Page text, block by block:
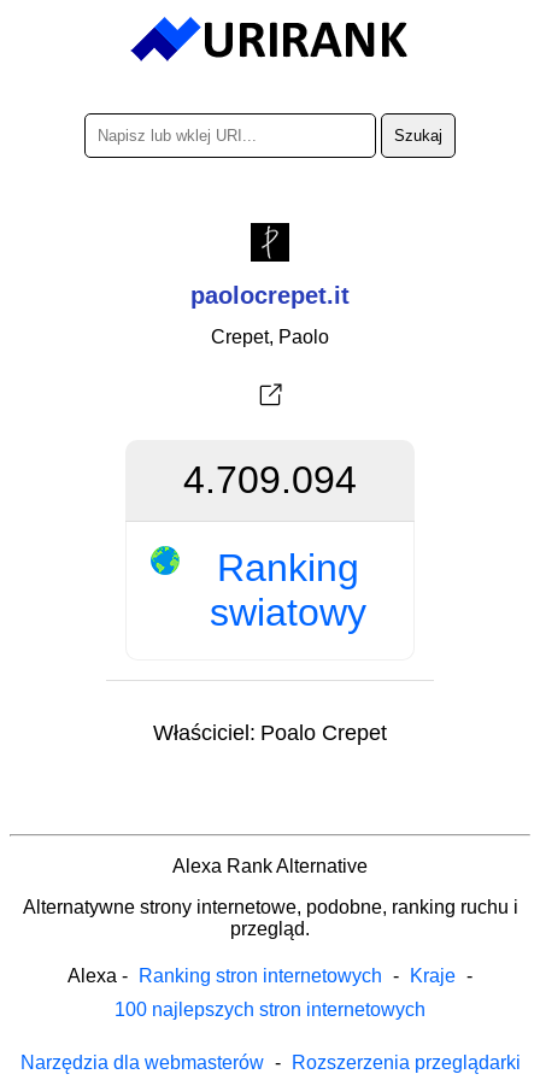
paolocrepet.it
Crepet, Paolo
4.709.094
Ranking
swiatowy
Właściciel: Poalo Crepet
Alexa Rank Alternative
Alternatywne strony internetowe, podobne, ranking ruchu i
przegląd.
Alexa - Ranking stron internetowych - Kraje -
100 najlepszych stron internetowych
Narzędzia dla webmasterów - Rozszerzenia przeglądarki